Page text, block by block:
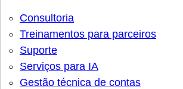
Consultoria
Treinamentos para parceiros
Suporte
Serviços para IA
Gestão técnica de contas